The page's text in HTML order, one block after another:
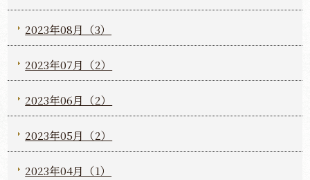
2023年08月（3）
2023年07月（2）
2023年06月（2）
2023年05月（2）
2023年04月（1）